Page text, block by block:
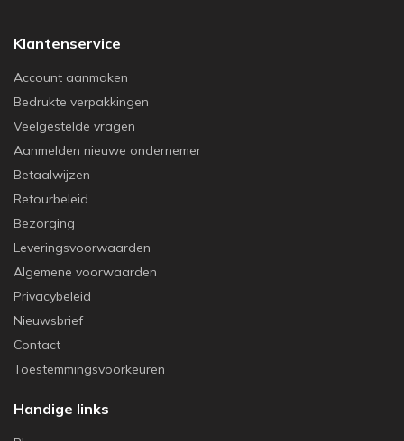
Klantenservice
Account aanmaken
Bedrukte verpakkingen
Veelgestelde vragen
Aanmelden nieuwe ondernemer
Betaalwijzen
Retourbeleid
Bezorging
Leveringsvoorwaarden
Algemene voorwaarden
Privacybeleid
Nieuwsbrief
Contact
Toestemmingsvoorkeuren
Handige links